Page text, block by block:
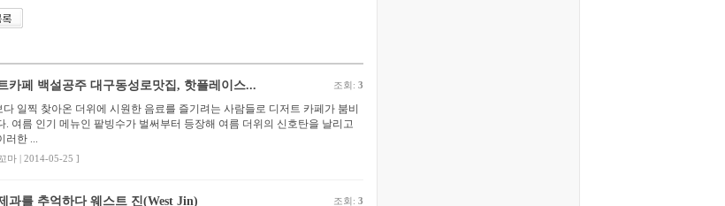
카페 백설공주 대구동성로맛집, 핫플레이스... 조회: 3
다 일찍 찾아온 더위에 시원한 음료를 즐기려는 사람들로 디저트 카페가 붐비
. 여름 인기 메뉴인 팥빙수가 벌써부터 등장해 여름 더위의 신호탄을 날리고
러한 ...
마 | 2014-05-25 ]
과를 추억하다 웨스트 진(West Jin) 조회: 3